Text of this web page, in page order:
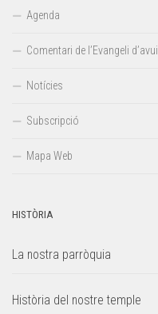
Agenda
Comentari de l’Evangeli d’avui
Notícies
Subscripció
Mapa Web
HISTÒRIA
La nostra parròquia
Història del nostre temple